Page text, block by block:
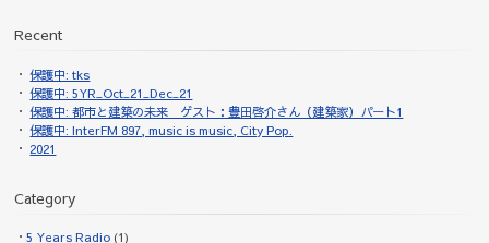
Recent
保護中: tks
保護中: 5YR_Oct_21_Dec_21
保護中: 都市と建築の未来 ゲスト：豊田啓介さん（建築家）パート1
保護中: InterFM 897, music is music, City Pop.
2021
Category
5 Years Radio (1)